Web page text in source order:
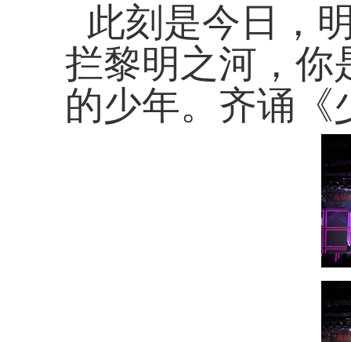
此刻是今日，
拦黎明之河，你
的少年。齐诵《